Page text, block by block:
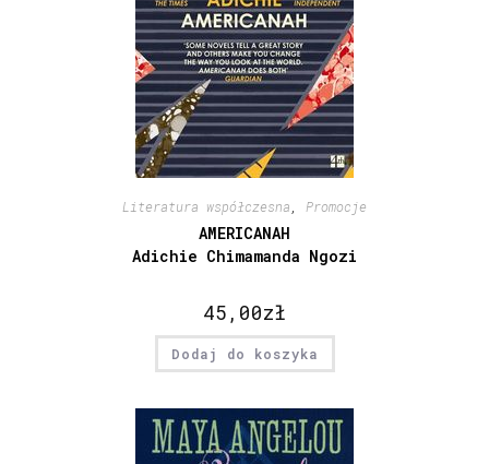
Literatura współczesna Promocje
AMERICANAH
Adichie Chimamanda Ngozi
45,00zł
Dodaj do koszyka